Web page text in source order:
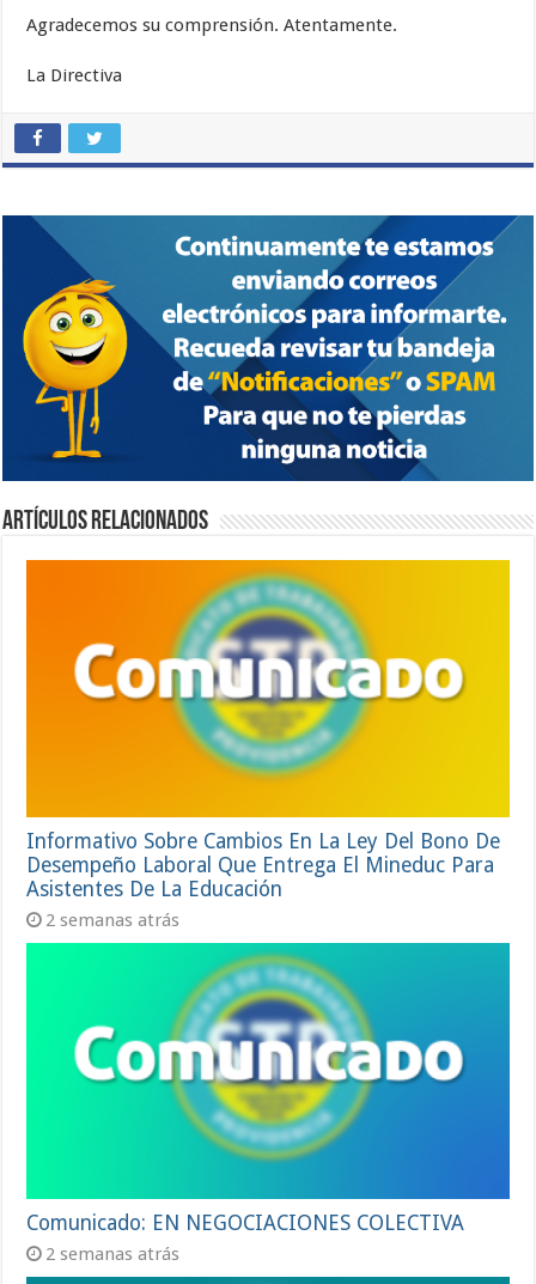
Agradecemos su comprensión. Atentamente.
La Directiva
Artículos relacionados
Informativo Sobre Cambios En La Ley Del Bono De
Desempeño Laboral Que Entrega El Mineduc Para
Asistentes De La Educación
2 semanas atrás
Comunicado: EN NEGOCIACIONES COLECTIVA
2 semanas atrás